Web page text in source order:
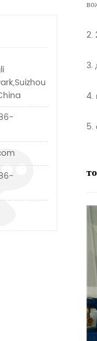
допускаются
вида
тяги.
2.
3.
4.
5.